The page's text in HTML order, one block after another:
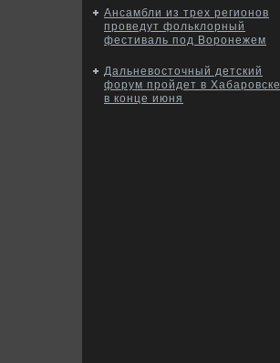
Ансамбли из трех регионов
проведут фольклорный
фестиваль под Воронежем
Дальневосточный детский
форум пройдет в Хабаровске
в конце июня